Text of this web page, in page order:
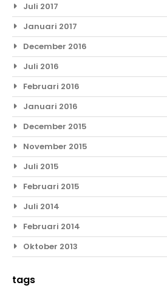
Juli 2017
Januari 2017
December 2016
Juli 2016
Februari 2016
Januari 2016
December 2015
November 2015
Juli 2015
Februari 2015
Juli 2014
Februari 2014
Oktober 2013
tags